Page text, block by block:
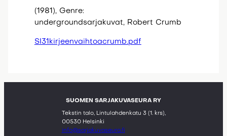
(1981), Genre:
undergroundsarjakuvat, Robert Crumb
SI31kirjeenvaihtoacrumb.pdf
SUOMEN SARJAKUVASEURA RY
Tekstin talo, Lintulahdenkatu 3 (1. krs),
00530 Helsinki
info@sarjakuvaseura.fi